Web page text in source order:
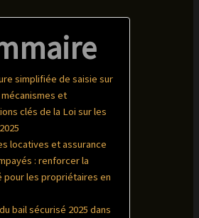
simplifiée de saisie sur
mécanismes et
clés de la Loi sur les
locatives et assurance
: renforcer la
pour les propriétaires en
bail sécurisé 2025 dans